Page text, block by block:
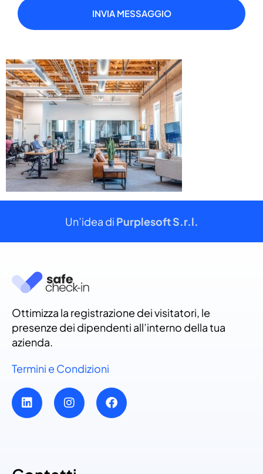
INVIA MESSAGGIO
Un’idea di Purplesoft S.r.l.
Ottimizza la registrazione dei visitatori, le
presenze dei dipendenti all’interno della tua
azienda.
Termini e Condizioni